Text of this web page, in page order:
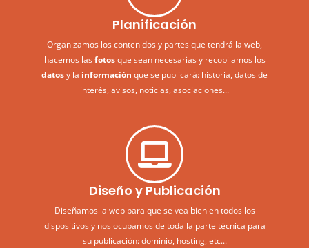
Planificación
Organizamos los contenidos y partes que tendrá la web,
hacemos lasfotosque sean necesarias y recopilamos los
datosy la información que se publicará: historia, datos de
interés, avisos, noticias, asociaciones...
Diseño y Publicación
Diseñamos la web para que se vea bien en todos los
dispositivos y nos ocupamos de toda la parte técnica para
su publicación: dominio, hosting, etc...